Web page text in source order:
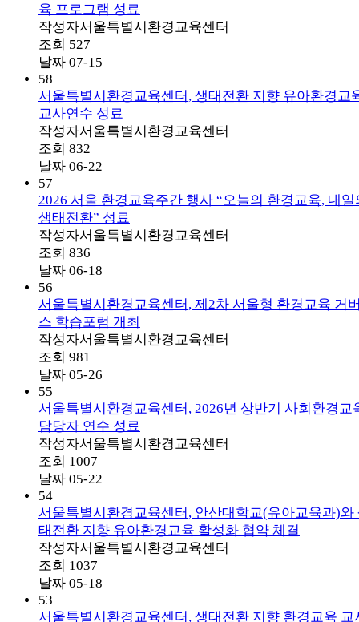
육 프로그램 성료
작성자서울특별시환경교육센터
조회 527
날짜 07-15
58
서울특별시환경교육센터, 생태전환 지향 유아환경교
교사연수 성료
작성자서울특별시환경교육센터
조회 832
날짜 06-22
57
2026 서울 환경교육주간 행사 “오늘의 환경교육, 내일
생태전환” 성료
작성자서울특별시환경교육센터
조회 836
날짜 06-18
56
서울특별시환경교육센터, 제2차 서울형 환경교육 거
스 학습포럼 개최
작성자서울특별시환경교육센터
조회 981
날짜 05-26
55
서울특별시환경교육센터, 2026년 상반기 사회환경교
담당자 연수 성료
작성자서울특별시환경교육센터
조회 1007
날짜 05-22
54
서울특별시환경교육센터, 안산대학교(유아교육과)와
태전환 지향 유아환경교육 활성화 협약 체결
작성자서울특별시환경교육센터
조회 1037
날짜 05-18
53
서울특별시환경교육센터, 생태전환 지향 환경교육 교